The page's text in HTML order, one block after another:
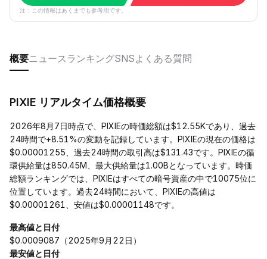
注：この情報はあくまでも参考用です。
概要ニュース ランキングSNSよくある質問
PIXIE リアルタイム価格概要
2026年8月7日時点で、PIXIEの時価総額は$12.55Kであり、過去
24時間で+8.51%の変動を記録しています。PIXIEの現在の価格は
$0.00001255、過去24時間の取引高は$131.43です。PIXIEの循
環供給量は850.45M、最大供給量は1.00Bとなっています。時価
総額ランキングでは、PIXIEはすべての暗号資産の中で10075位に
位置しています。過去24時間において、PIXIEの高値は
$0.00001261、安値は$0.00001148です。
最高値と日付
$0.0009087（2025年9月22日）
最安値と日付